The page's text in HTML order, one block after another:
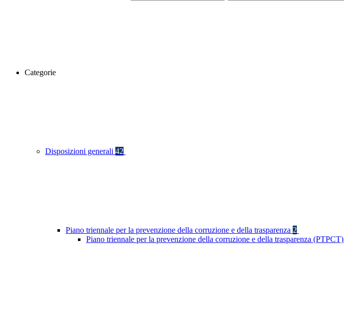
Categorie
Disposizioni generali 42
Piano triennale per la prevenzione della corruzione e della trasparenza 2
Piano triennale per la prevenzione della corruzione e della trasparenza (PTPCT)